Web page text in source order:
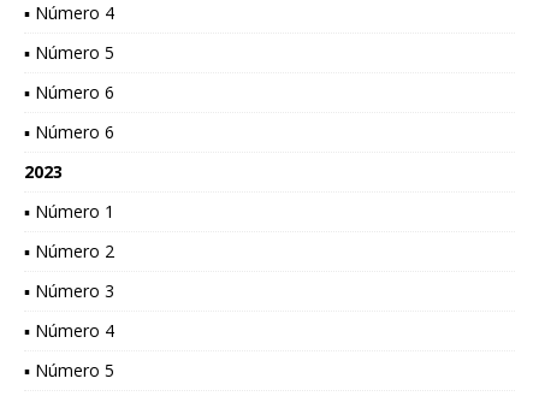
▪ Número 4
▪ Número 5
▪ Número 6
▪ Número 6
2023
▪ Número 1
▪ Número 2
▪ Número 3
▪ Número 4
▪ Número 5